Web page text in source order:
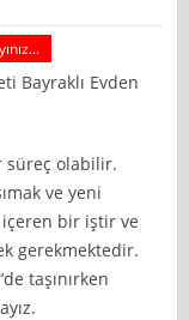
Bayraklı Evden
süreç olabilir.
ve yeni
bir iştir ve
gerekmektedir.
taşınırken